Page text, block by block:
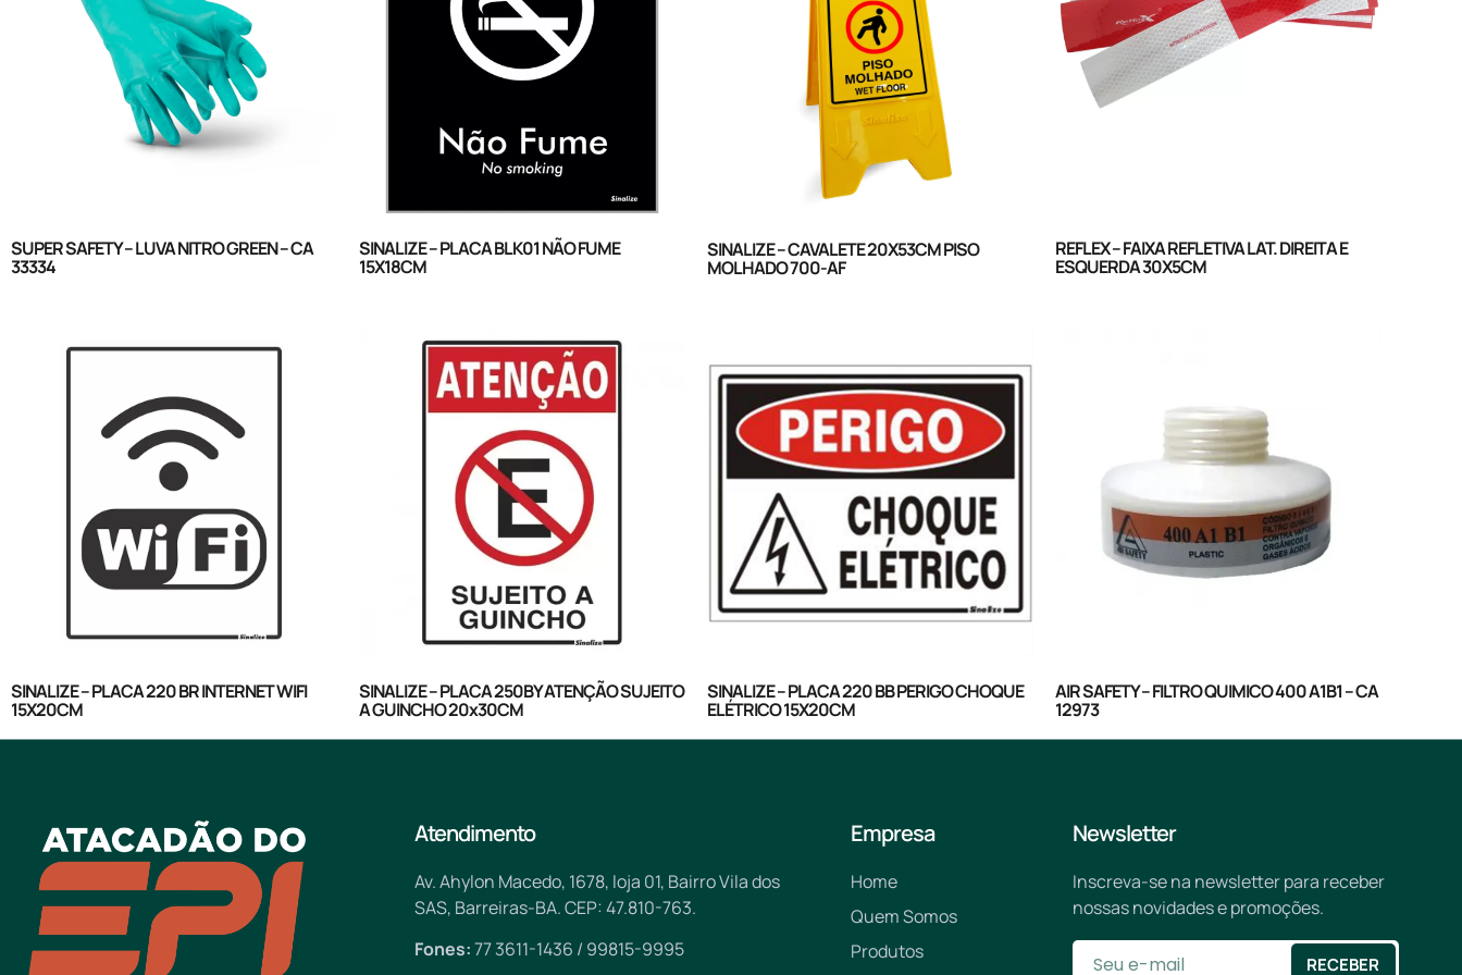
SUPER SAFETY – LUVA NITRO GREEN – CA
33334
SINALIZE – PLACA BLK01 NÃO FUME
15X18CM
SINALIZE – CAVALETE 20X53CM PISO
MOLHADO 700-AF
REFLEX – FAIXA REFLETIVA LAT. DIREITA E
ESQUERDA 30X5CM
SINALIZE – PLACA 220 BR INTERNET WIFI
15X20CM
SINALIZE – PLACA 250BY ATENÇÃO SUJEITO
A GUINCHO 20x30CM
SINALIZE – PLACA 220 BB PERIGO CHOQUE
ELÉTRICO 15X20CM
AIR SAFETY – FILTRO QUIMICO 400 A1B1 – CA
12973
Atendimento
Av. Ahylon Macedo, 1678, loja 01, Bairro Vila dos
SAS, Barreiras-BA. CEP: 47.810-763.
Fones:77 3611-1436 / 99815-9995
Empresa
Home
Quem Somos
Produtos
Newsletter
Inscreva-se na newsletter para receber
nossas novidades e promoções.
RECEBER